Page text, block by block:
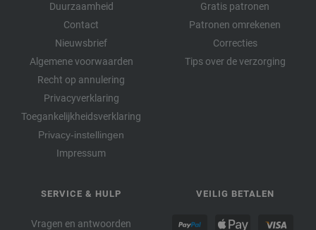
Duurzaamheid
Contact
Nieuwsbrief
Algemene voorwaarden
Recht op annulering
Privacyverklaring
Toegankelijkheidsverklaring
Privacy-instellingen
Impressum
Gratis patronen
Patronen omrekenen
Correcties
Tips over de verzorging
SERVICE & HULP
Vragen en antwoorden
VEILIG BETALEN